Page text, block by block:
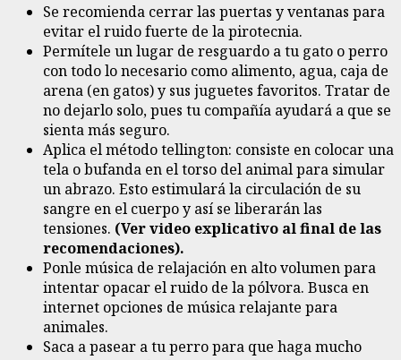
Se recomienda cerrar las puertas y ventanas para
evitar el ruido fuerte de la pirotecnia.
Permítele un lugar de resguardo a tu gato o perro
con todo lo necesario como alimento, agua, caja de
arena (en gatos) y sus juguetes favoritos. Tratar de
no dejarlo solo, pues tu compañía ayudará a que se
sienta más seguro.
Aplica el método tellington: consiste en colocar una
tela o bufanda en el torso del animal para simular
un abrazo. Esto estimulará la circulación de su
sangre en el cuerpo y así se liberarán las
tensiones. (Ver video explicativo al final de las
recomendaciones).
Ponle música de relajación en alto volumen para
intentar opacar el ruido de la pólvora. Busca en
internet opciones de música relajante para
animales.
Saca a pasear a tu perro para que haga mucho